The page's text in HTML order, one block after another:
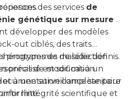
des services de
génétique sur mesure .
développer des modèles
out ciblés, des traits
de maladie définis.
est soumis à un
à une surveillance sanitaire
l’intégrité scientifique et
programmes de sélection
précis de modification
complète pour